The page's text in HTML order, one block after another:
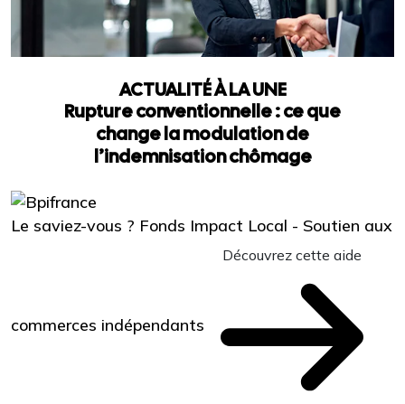
ACTUALITÉ À LA UNE
Rupture conventionnelle : ce que
change la modulation de
l’indemnisation chômage
Le saviez-vous ? Fonds Impact Local - Soutien aux
commerces indépendants
Découvrez cette aide